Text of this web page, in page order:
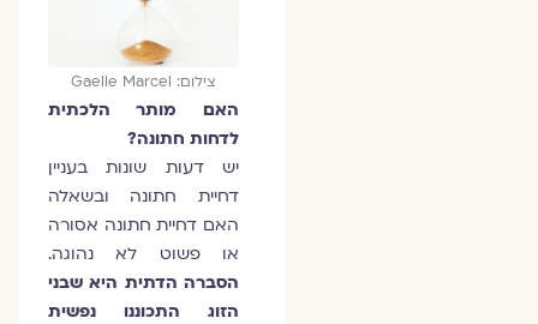
צילום: Gaelle Marcel
האם מותר הלכתית
לדחות חתונה?
יש דעות שונות בעניין
דחיית חתונה ובשאלה
האם דחיית חתונה אסורה
או פשוט לא נהוגה.
הסברה הדתית היא שבני
הזוג התכוננו נפשית